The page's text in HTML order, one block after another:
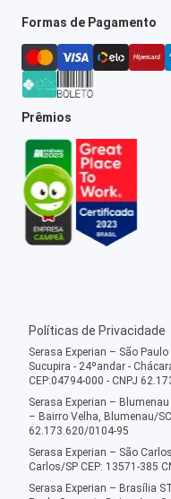
Formas de Pagamento
Prêmios
Políticas de Privacidade
Serasa Experian – São
Sucupira - 24ºandar -
CEP:04794-000 - CNPJ
Serasa Experian –
– Bairro Velha, Blumenau/
62.173.620/0104-95
Serasa Experian – São
Carlos/SP CEP: 13571-385
Serasa Experian – Brasília